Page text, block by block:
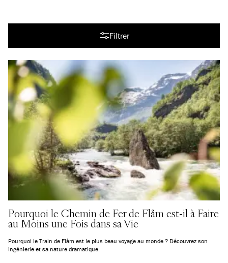
Filtrer
Pourquoi le Chemin de Fer de Flåm est-il à Faire
au Moins une Fois dans sa Vie
Pourquoi le Train de Flåm est le plus beau voyage au monde ? Découvrez son
ingénierie et sa nature dramatique.